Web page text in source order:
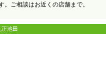
ご相談はお近くの店舗まで。
池田